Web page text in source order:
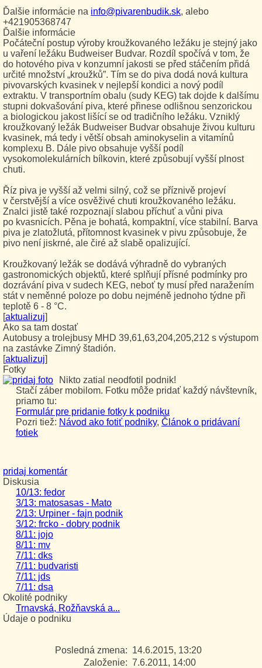
Ďalšie informácie na info@pivarenbudik.sk, alebo
+421905368747
Ďalšie informácie
Počáteční postup výroby kroužkovaného ležáku je stejný jako
u vaření ležáku Budweiser Budvar. Rozdíl spočívá v tom, že
do hotového piva v konzumní jakosti se před stáčením přidá
určité množství „kroužků”. Tím se do piva dodá nová kultura
pivovarských kvasinek v nejlepší kondici a nový podíl
extraktu. V transportním obalu (sudy KEG) tak dojde k dalšímu
stupni dokvašování piva, které přinese odlišnou senzorickou
a biologickou jakost lišící se od tradičního ležáku. Vzniklý
kroužkovaný ležák Budweiser Budvar obsahuje živou kulturu
kvasinek, má tedy i větší obsah aminokyselin a vitamínů
komplexu B. Dále pivo obsahuje vyšší podíl
vysokomolekulárních bílkovin, které způsobují vyšší plnost
chuti.
Říz piva je vyšší až velmi silný, což se příznivě projeví
v čerstvější a více osvěživé chuti kroužkovaného ležáku.
Znalci jistě také rozpoznají slabou příchuť a vůni piva
po kvasnicích. Pěna je bohatá, kompaktní, více stabilní. Barva
piva je zlatožlutá, přítomnost kvasinek v pivu způsobuje, že
pivo není jiskrné, ale čiré až slabě opalizující.
Kroužkovaný ležák se dodává výhradně do vybraných
gastronomických objektů, které splňují přísné podmínky pro
dozrávání piva v sudech KEG, neboť ty musí před naražením
stát v neměnné poloze po dobu nejméně jednoho týdne při
teplotě 6 - 8 °C.
[aktualizuj]
Ako sa tam dostať
Autobusy a trolejbusy MHD 39,61,63,204,205,212 s výstupom
na zastávke Zimný štadión.
[aktualizuj]
Fotky
Nikto zatial neodfotil podnik!
Stačí záber mobilom. Fotku môže pridať každý návštevník,
priamo tu:
Formulár pre pridanie fotky k podniku
Pozri tiež: Návod ako fotiť podniky, Článok o pridávaní
fotiek
pridaj komentár
Diskusia
10/13: fedor
3/13: matosasas - Mato
2/13: Urpiner - fajn podnik
3/12: frcko - dobry podnik
8/11: jojo
8/11: mv
7/11: dks
7/11: budvaristi
7/11: jds
7/11: dsa
Okolité podniky
Trnavská, Rožňavská a...
Údaje o podniku
Posledná zmena: 14.6.2015, 13:20
Založenie: 7.6.2011, 14:00